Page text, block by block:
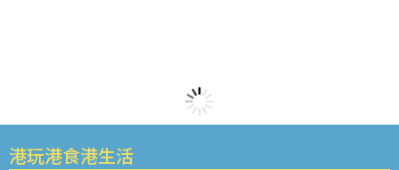
港玩港食港生活